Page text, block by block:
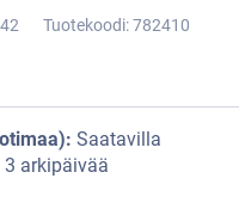
Tuotekoodi:782410
Saatavilla
3 arkipäivää